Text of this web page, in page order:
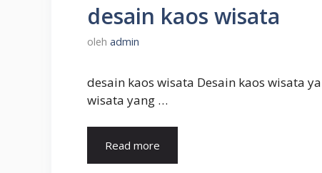
desain kaos wisata
oleh admin
desain kaos wisata Desain kaos wisata
wisata yang …
Read more